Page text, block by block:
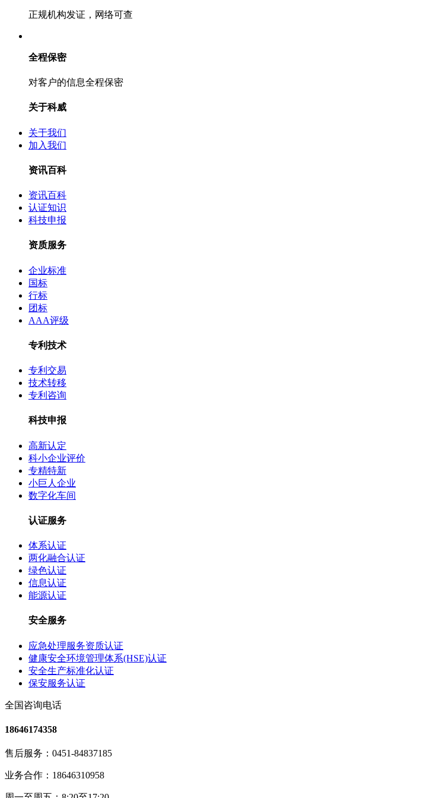
正规机构发证，网络可查
全程保密
对客户的信息全程保密
关于科威
关于我们
加入我们
资讯百科
资讯百科
认证知识
科技申报
资质服务
企业标准
国标
行标
团标
AAA评级
专利技术
专利交易
技术转移
专利咨询
科技申报
高新认定
科小企业评价
专精特新
小巨人企业
数字化车间
认证服务
体系认证
两化融合认证
绿色认证
信息认证
能源认证
安全服务
应急处理服务资质认证
健康安全环境管理体系(HSE)认证
安全生产标准化认证
保安服务认证
全国咨询电话
18646174358
售后服务：0451-84837185
业务合作：18646310958